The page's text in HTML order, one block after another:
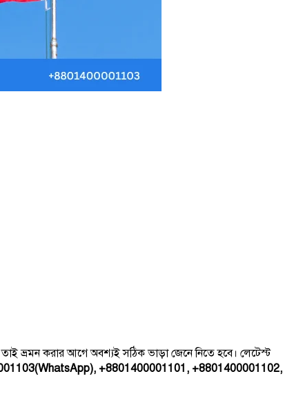
ভ্রমন করার আগে অবশ্যই সঠিক ভাড়া জেনে নিতে হবে। লেটেস্ট
+8801400001101, +8801400001102,